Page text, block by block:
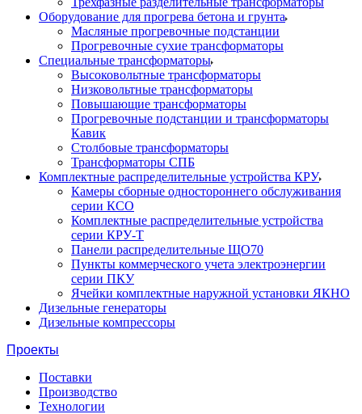
Оборудование для прогрева бетона и грунта
Масляные прогревочные подстанции
Прогревочные сухие трансформаторы
Специальные трансформаторы
Высоковольтные трансформаторы
Низковольтные трансформаторы
Повышающие трансформаторы
Прогревочные подстанции и трансформаторы
Кавик
Столбовые трансформаторы
Трансформаторы СПБ
Комплектные распределительные устройства КРУ
Камеры сборные одностороннего обслуживания
серии КСО
Комплектные распределительные устройства
серии КРУ-Т
Панели распределительные ЩО70
Пункты коммерческого учета электроэнергии
серии ПКУ
Ячейки комплектные наружной установки ЯКНО
Дизельные генераторы
Дизельные компрессоры
Проекты
Поставки
Производство
Технологии